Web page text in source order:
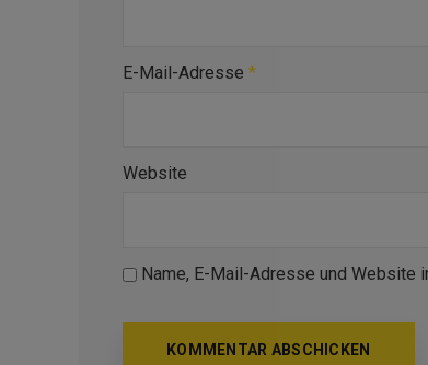
E-Mail-Adresse *
Website
Name, E-Mail-Adresse und Website